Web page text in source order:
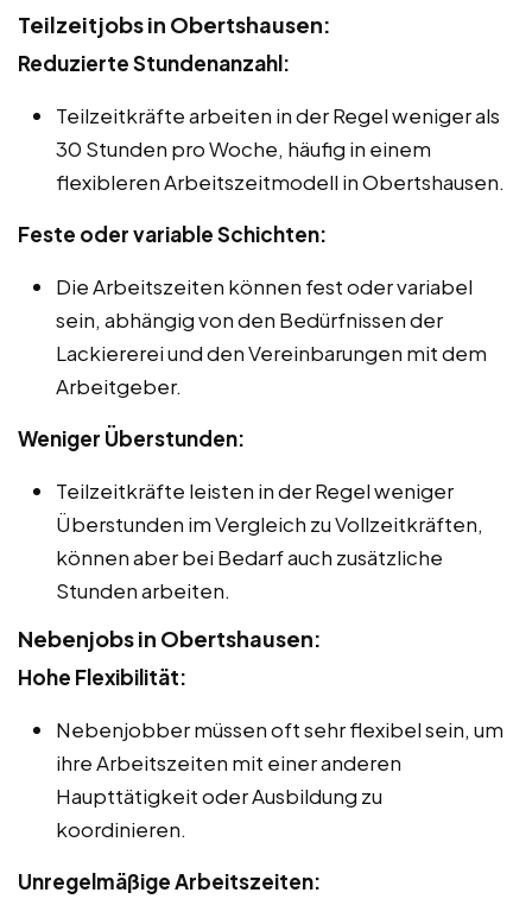
Teilzeitjobs in Obertshausen:
Reduzierte Stundenanzahl:
Teilzeitkräfte arbeiten in der Regel weniger als
30 Stunden pro Woche, häufig in einem
flexibleren Arbeitszeitmodell in Obertshausen.
Feste oder variable Schichten:
Die Arbeitszeiten können fest oder variabel
sein, abhängig von den Bedürfnissen der
Lackiererei und den Vereinbarungen mit dem
Arbeitgeber.
Weniger Überstunden:
Teilzeitkräfte leisten in der Regel weniger
Überstunden im Vergleich zu Vollzeitkräften,
können aber bei Bedarf auch zusätzliche
Stunden arbeiten.
Nebenjobs in Obertshausen:
Hohe Flexibilität:
Nebenjobber müssen oft sehr flexibel sein, um
ihre Arbeitszeiten mit einer anderen
Haupttätigkeit oder Ausbildung zu
koordinieren.
Unregelmäßige Arbeitszeiten: